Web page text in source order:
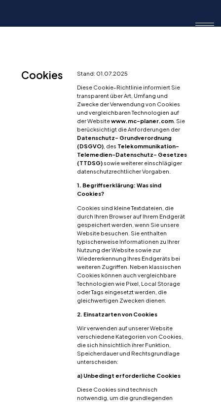
Cookies Stand: 01.07.2025
Diese Cookie-Richtlinie informiert Sie
transparent über Art, Umfang und
Zwecke der Verwendung von Cookies
und vergleichbaren Technologien auf
der Websitewww.mc-planer.com . Sie
berücksichtigt die Anforderungen der
Datenschutz- Grundverordnung
(DSGVO) , des Telekommunikation-
Telemedien-Datenschutz- Gesetzes
(TTDSG) sowie weiterer einschlägiger
datenschutzrechtlicher Vorgaben.
1. Begriffserklärung: Was sind
Cookies?
Cookies sind kleine Textdateien, die
durch Ihren Browser auf Ihrem Endgerät
gespeichert werden, wenn Sie unsere
Website besuchen. Sie enthalten
typischerweise Informationen zu Ihrer
Nutzung der Website sowie zur
Wiedererkennung Ihres Endgeräts bei
weiteren Zugriffen. Neben klassischen
Cookies können auch vergleichbare
Technologien wie Pixel, Local Storage
oder Tags eingesetzt werden, die
gleichwertigen Zwecken dienen.
2. Einsatzarten von Cookies
Wir verwenden auf unserer Website
verschiedene Kategorien von Cookies,
die sich hinsichtlich ihrer Funktion,
Speicherdauer und Rechtsgrundlage
unterscheiden:
a) Unbedingt erforderliche Cookies
Diese Cookies sind technisch
notwendig, um die grundlegenden